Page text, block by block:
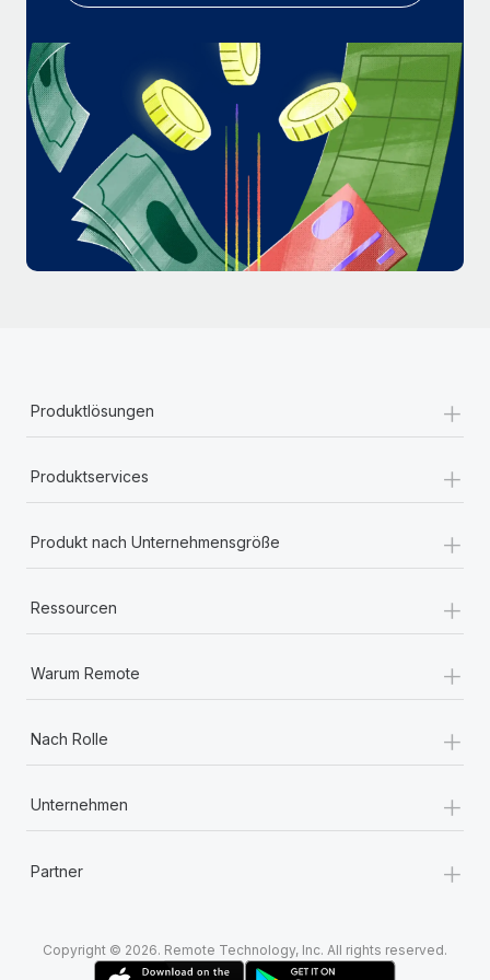
Mehr erfahren
Produktlösungen +
Produktservices +
Produkt nach Unternehmensgröße +
Ressourcen +
Warum Remote +
Nach Rolle +
Unternehmen +
Partner +
Copyright © 2026. Remote Technology, Inc. All rights reserved.